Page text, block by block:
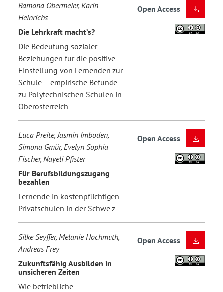
Ramona Obermeier, Karin
Heinrichs
Die Lehrkraft macht’s?
Die Bedeutung sozialer
Beziehungen für die positive
Einstellung von Lernenden zur
Schule – empirische Befunde
zu Polytechnischen Schulen in
Oberösterreich
Open Access
Luca Preite, Jasmin Imboden,
Simona Gmür, Evelyn Sophia
Fischer, Nayeli Pfister
Für Berufsbildungszugang
bezahlen
Lernende in kostenpflichtigen
Privatschulen in der Schweiz
Open Access
Silke Seyffer, Melanie Hochmuth,
Andreas Frey
Zukunftsfähig Ausbilden in
unsicheren Zeiten
Wie betriebliche
Open Access